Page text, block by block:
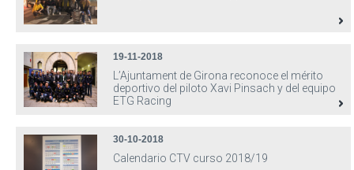
19-11-2018
L’Ajuntament de Girona reconoce el mérito
deportivo del piloto Xavi Pinsach y del equipo
ETG Racing
30-10-2018
Calendario CTV curso 2018/19